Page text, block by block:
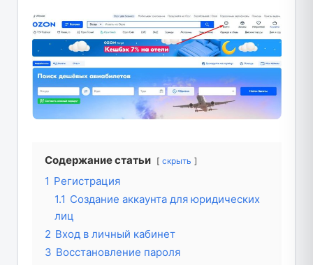
Содержание статьи скрыть
1 Регистрация
1.1 Создание аккаунта для юридических
лиц
2 Вход в личный кабинет
3 Восстановление пароля